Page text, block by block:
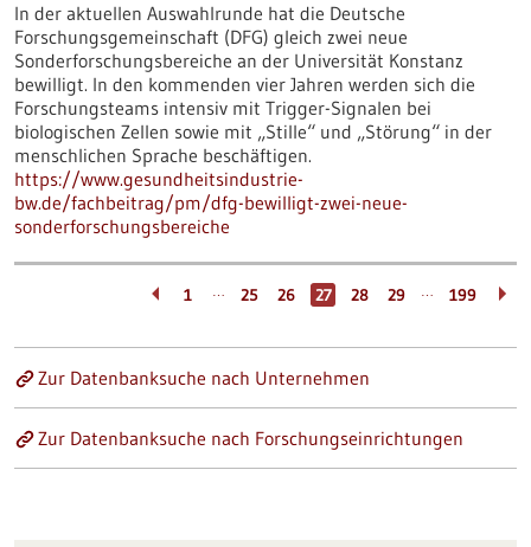
In der aktuellen Auswahlrunde hat die Deutsche
Forschungsgemeinschaft (DFG) gleich zwei neue
Sonderforschungsbereiche an der Universität Konstanz
bewilligt. In den kommenden vier Jahren werden sich die
Forschungsteams intensiv mit Trigger-Signalen bei
biologischen Zellen sowie mit „Stille“ und „Störung“ in der
menschlichen Sprache beschäftigen.
https://www.gesundheitsindustrie-
bw.de/fachbeitrag/pm/dfg-bewilligt-zwei-neue-
sonderforschungsbereiche
1 … 25 26 27 28 29 … 199
Zur Datenbanksuche nach Unternehmen
Zur Datenbanksuche nach Forschungseinrichtungen